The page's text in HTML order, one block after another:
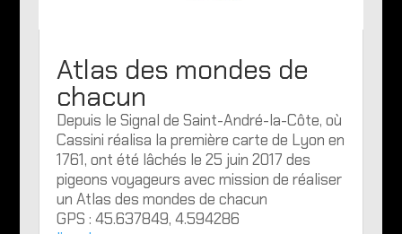
Atlas des mondes de
chacun
Depuis le Signal de Saint-André-la-Côte, où
Cassini réalisa la première carte de Lyon en
1761, ont été lâchés le 25 juin 2017 des
pigeons voyageurs avec mission de réaliser
un Atlas des mondes de chacun
GPS : 45.637849, 4.594286